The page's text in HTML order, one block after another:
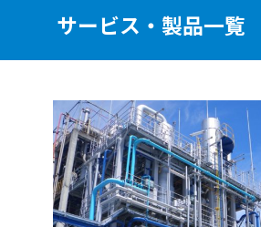
サービス・製品一覧